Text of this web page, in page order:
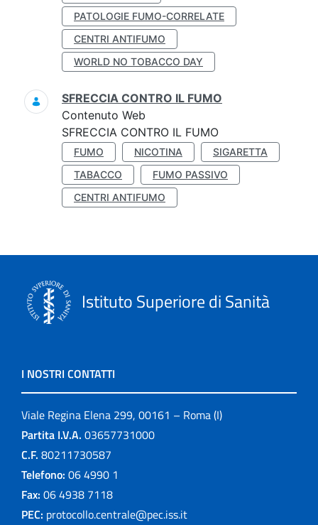
PATOLOGIE FUMO-CORRELATE
CENTRI ANTIFUMO
WORLD NO TOBACCO DAY
SFRECCIA CONTRO IL FUMO
Contenuto Web
SFRECCIA CONTRO IL FUMO
FUMO NICOTINA
SIGARETTA
TABACCO
FUMO PASSIVO
CENTRI ANTIFUMO
Istituto Superiore di Sanità
I NOSTRI CONTATTI
Viale Regina Elena 299, 00161 – Roma (I)
Partita I.V.A. 03657731000
C.F. 80211730587
Telefono: 06 4990 1
Fax: 06 4938 7118
PEC: protocollo.centrale@pec.iss.it